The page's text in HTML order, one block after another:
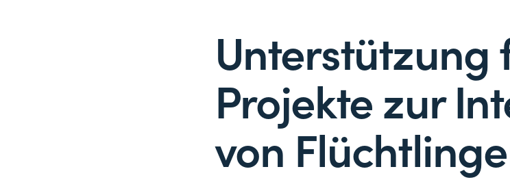
Unterstützung
Projekte zur
von